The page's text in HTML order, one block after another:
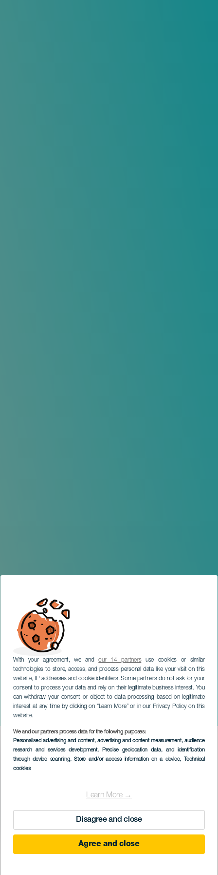
With your agreement, we andour 14 partnersuse cookies or similar
technologies to store, access, and process personal data like your visit on this
website, IP addresses and cookie identifiers. Some partners do not ask for your
consent to process your data and rely on their legitimate business interest. You
can withdraw your consent or object to data processing based on legitimate
interest at any time by clicking on “Learn More” or in our Privacy Policy on this
website.
We and our partners process data for the following purposes:
Personalised advertising and content, advertising and content measurement, audience
research and services development, Precise geolocation data, and identification
through device scanning, Store and/or access information on a device, Technical
cookies
Learn More →
Disagree and close
Agree and close
Рождественская ярмарка
ПАЛЬМА
Imagen
Listado